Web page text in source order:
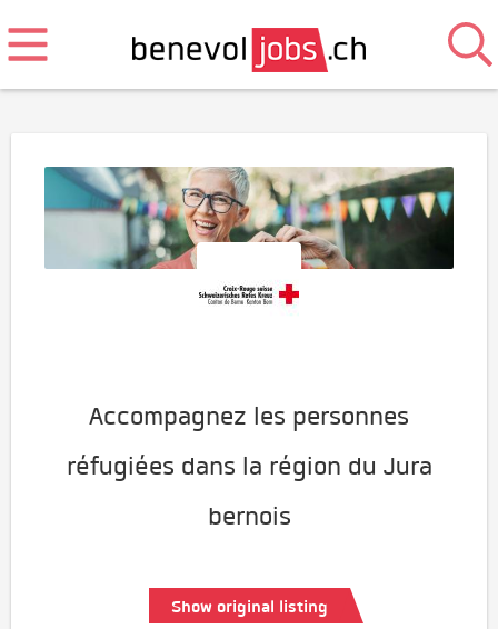
Accompagnez les personnes
réfugiées dans la région du Jura
bernois
Show original listing